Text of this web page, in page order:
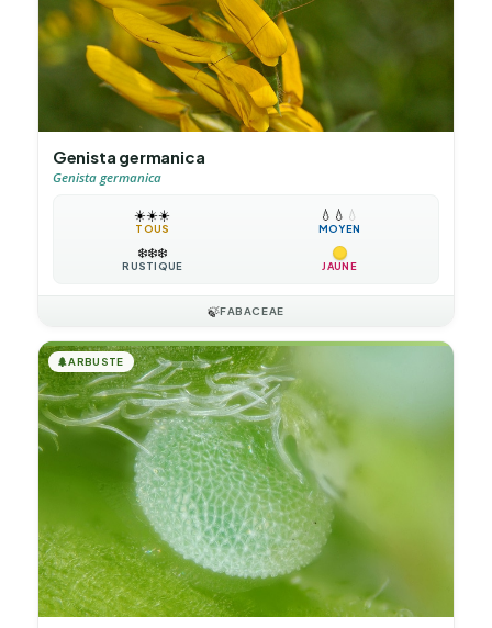
Genista germanica
Genista germanica
☀️☀️☀️
TOUS
💧 💧 💧
MOYEN
❄️❄️❄️
RUSTIQUE JAUNE
🍃FABACEAE
🌲ARBUSTE